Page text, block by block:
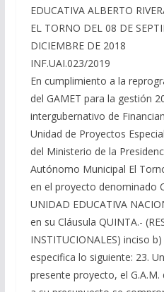
EDUCATIVA ALBERTO
EL TORNO DEL 08 DE
DICIEMBRE DE 2018
INF.UAI.023/2019
En cumplimiento a la
del GAMET para la gestión
intergubernativo de
Unidad de Proyectos
del Ministerio de la
Autónomo Municipal El
en el proyecto denominado
UNIDAD EDUCATIVA
en su Cláusula QUINTA.-
INSTITUCIONALES) inciso
especifica lo siguiente: 23.
presente proyecto, el